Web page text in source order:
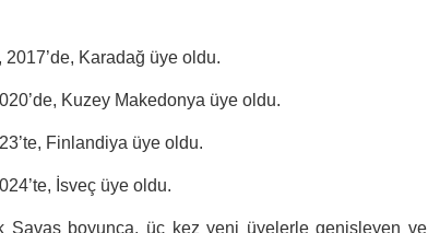
Karadağ üye oldu.
Kuzey Makedonya üye oldu.
Finlandiya üye oldu.
İsveç üye oldu.
Savaş boyunca, üç kez yeni üyelerle genişleyen ve